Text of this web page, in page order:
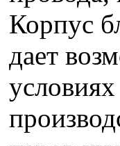
Корпус
дает